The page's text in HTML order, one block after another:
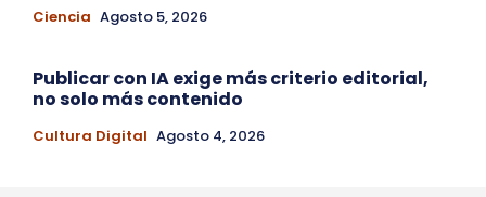
Ciencia Agosto 5, 2026
Publicar con IA exige más criterio editorial,
no solo más contenido
Cultura Digital Agosto 4, 2026